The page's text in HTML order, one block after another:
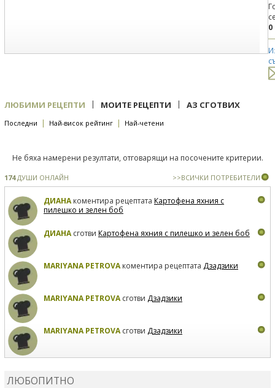
0
ЛЮБИМИ РЕЦЕПТИ | МОИТЕ РЕЦЕПТИ | АЗ СГОТВИХ
Последни | Най-висок рейтинг | Най-четени
Не бяха намерени резултати, отговарящи на посочените критерии.
174ДУШИ ОНЛАЙН >>ВСИЧКИ ПОТРЕБИТЕЛИ
ДИАНАкоментира рецептата Картофена яхния с
пилешко и зелен боб
ДИАНАсготви Картофена яхния с пилешко и зелен боб
MARIYANA PETROVAкоментира рецептата Дзадзики
MARIYANA PETROVAсготви Дзадзики
MARIYANA PETROVAсготви Дзадзики
ЛЮБОПИТНО